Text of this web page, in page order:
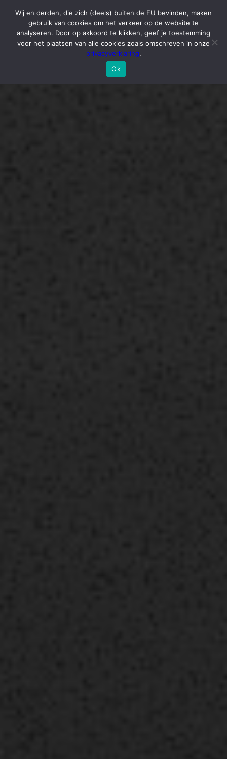
Wij en derden, die zich (deels) buiten de EU bevinden, maken
gebruik van cookies om het verkeer op de website te
analyseren. Door op akkoord te klikken, geef je toestemming
voor het plaatsen van alle cookies zoals omschreven in onze
privacyverklaring.
Ok